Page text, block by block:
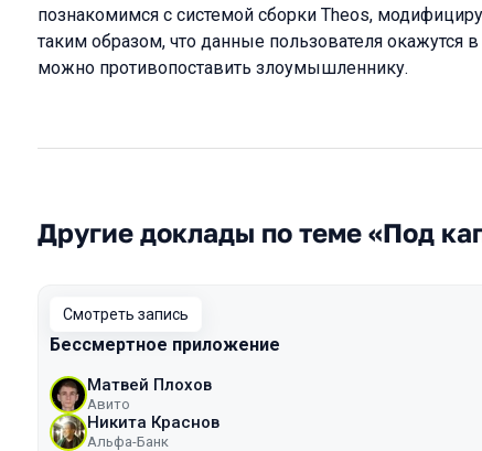
познакомимся с системой сборки Theos,
таким образом, что данные пользователя окажутся
можно противопоставить злоумышленнику.
Другие доклады по теме «Под
Смотреть запись
Бессмертное приложение
Матвей Плохов
Авито
Никита Краснов
Альфа-Банк